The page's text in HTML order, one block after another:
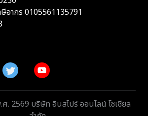
ษีอากร 0105561135791
2569 บริษัท อินสไปร์ ออนไลน์ โซเชียล